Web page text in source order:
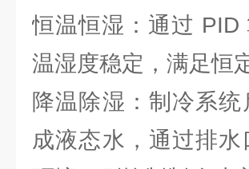
恒温恒湿：通过
温湿度稳定，满足恒
降温除湿：制冷系
成液态水，通过排